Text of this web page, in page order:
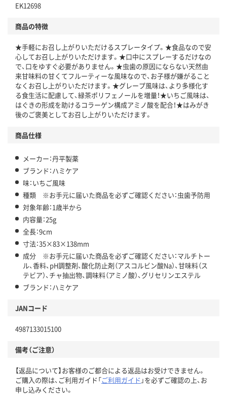
EK12698
商品の特徴
★手軽にお召し上がりいただけるスプレータイプ。★食品なので安
心してお召し上がりいただけます。★口中にスプレーするだけなの
で、口をゆすぐ必要がありません。★虫歯の原因にならない天然由
来甘味料の甘くてフルーティーな風味なので、お子様が嫌がること
なくお召し上がりいただけます。★グレープ風味は、より多様化す
る食生活に配慮して、緑茶ポリフェノールを増量！★いちご風味は、
はぐきの形成を助けるコラーゲン構成アミノ酸を配合！★はみがき
後のご褒美としてお召し上がりいただけます。
商品仕様
メーカー：丹平製薬
ブランド：ハミケア
味：いちご風味
種類 ※お手元に届いた商品を必ずご確認ください：虫歯予防用
対象年齢：1歳半から
内容量：25g
全長：9cm
寸法：35×83×138mm
成分 ※お手元に届いた商品を必ずご確認ください：マルチトー
ル、香料、pH調整剤、酸化防止剤（アスコルビン酸Na）、甘味料（ス
テビア）、チャ抽出物、調味料（アミノ酸）、グリセリンエステル
ブランド：ハミケア
JANコード
4987133015100
備考（ご注意）
【返品について】お客様のご都合による返品はお受けできません。
ご購入の際は、ご利用ガイド「ご利用ガイド 」を必ずご確認の上、お
申し込みください。